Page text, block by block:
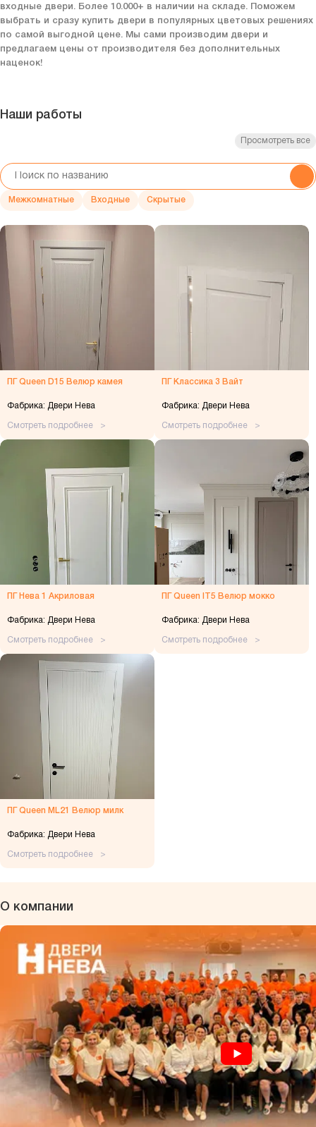
входные двери. Более 10.000+ в наличии на складе. Поможем
выбрать и сразу купить двери в популярных цветовых решениях
по самой выгодной цене. Мы сами производим двери и
предлагаем цены от производителя без дополнительных
наценок!
Наши работы
Просмотреть все
Межкомнатные Входные Скрытые
ПГ Queen D15 Велюр камея
Фабрика: Двери Нева
Смотреть подробнее
ПГ Классика 3 Вайт
Фабрика: Двери Нева
Смотреть подробнее
ПГ Нева 1 Акриловая
Фабрика: Двери Нева
Смотреть подробнее
ПГ Queen IT5 Велюр мокко
Фабрика: Двери Нева
Смотреть подробнее
ПГ Queen ML21 Велюр милк
Фабрика: Двери Нева
Смотреть подробнее
О компании